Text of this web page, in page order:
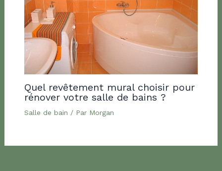
Quel revêtement mural choisir pour
rénover votre salle de bains ?
Salle de bain / Par Morgan